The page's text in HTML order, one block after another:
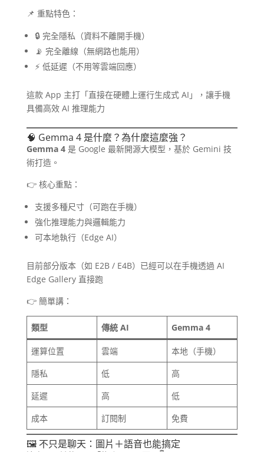
📌 重點特色：
🔒 完全隱私（資料不離開手機）
📡 完全離線（無網路也能用）
⚡ 低延遲（不用等雲端回應）
這款 App 主打「直接在硬體上運行生成式 AI」，讓手機
具備高效 AI 推理能力
🧠 Gemma 4 是什麼？為什麼這麼強？
Gemma 4是 Google 最新開源大模型，基於 Gemini 技
術打造。
👉 核心重點：
支援多種尺寸（可跑在手機）
強化推理能力與邏輯能力
可本地執行（Edge AI）
目前部分版本（如 E2B / E4B）已經可以在手機透過 AI
Edge Gallery 直接跑
👉 簡單講：
類型 傳統 AI Gemma 4
運算位置 雲端
本地（手機）
隱私
低
高
延遲
高
低
成本
訂閱制 免費
🖼️ 不只是聊天：圖片＋語音也能搞定